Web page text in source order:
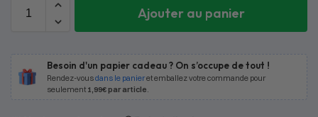
Ajouter au panier
Besoin d'un papier cadeau ? On s’occupe de tout !
Rendez-vousdans le panieret emballez votre commande pour
seulement 1,99€ par article.